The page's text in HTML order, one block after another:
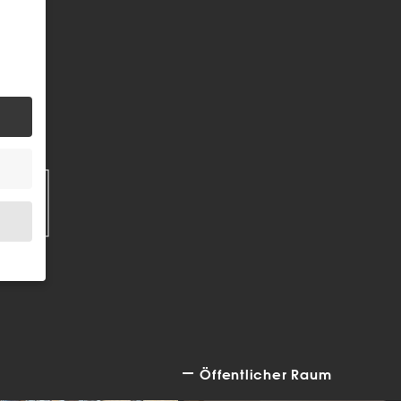
Öffentlicher Raum